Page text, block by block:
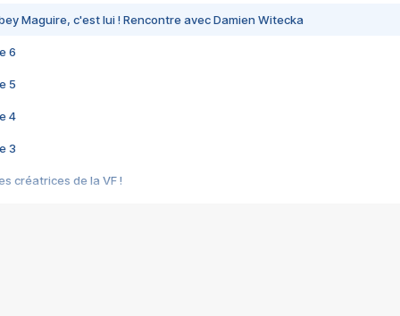
Maguire, c'est lui ! Rencontre avec Damien Witecka
6
5
4
3
créatrices de la VF !